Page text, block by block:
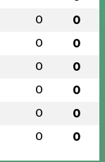
0 0
0 0
0 0
0 0
0 0
0 0